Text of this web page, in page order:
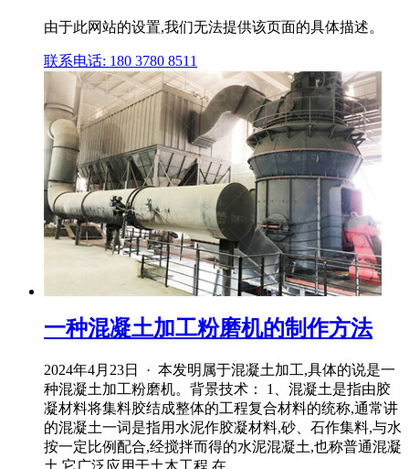
由于此网站的设置,我们无法提供该页面的具体描述。
联系电话: 180 3780 8511
一种混凝土加工粉磨机的制作方法
2024年4月23日 · 本发明属于混凝土加工,具体的说是一
种混凝土加工粉磨机。背景技术： 1、混凝土是指由胶
凝材料将集料胶结成整体的工程复合材料的统称,通常讲
的混凝土一词是指用水泥作胶凝材料,砂、石作集料,与水
按一定比例配合,经搅拌而得的水泥混凝土,也称普通混凝